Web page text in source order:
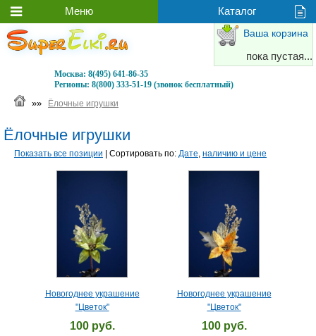
Москва: 8(495) 641-86-35
Регионы: 8(800) 333-51-19 (звонок бесплатный)
Ваша корзина
пока пустая...
»» Ёлочные игрушки
Ёлочные игрушки
Показать все позиции | Сортировать по: Дате, наличию и цене
Новогоднее украшение
"Цветок"
100 руб.
Новогоднее украшение
"Цветок"
100 руб.